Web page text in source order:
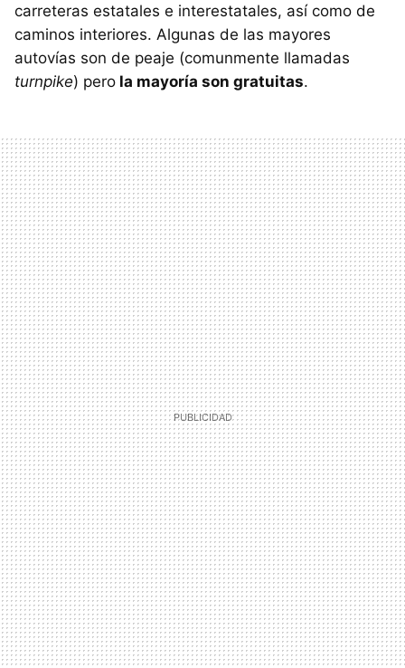
carreteras estatales e interestatales, así como de
caminos interiores. Algunas de las mayores
autovías son de peaje (comunmente llamadas
turnpike) pero la mayoría son gratuitas.